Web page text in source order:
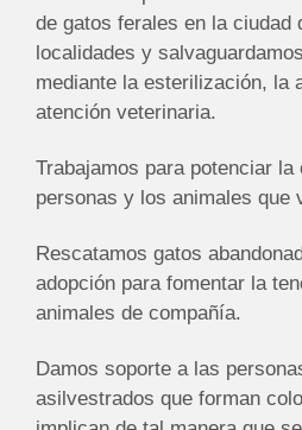
de gatos ferales en la ciudad
localidades y
mediante la esterilización, la
atención veterinaria.
Trabajamos para potenciar
personas y los animales que
Rescatamos gatos
adopción para fomentar la
animales de compañía.
Damos soporte a las
asilvestrados que forman